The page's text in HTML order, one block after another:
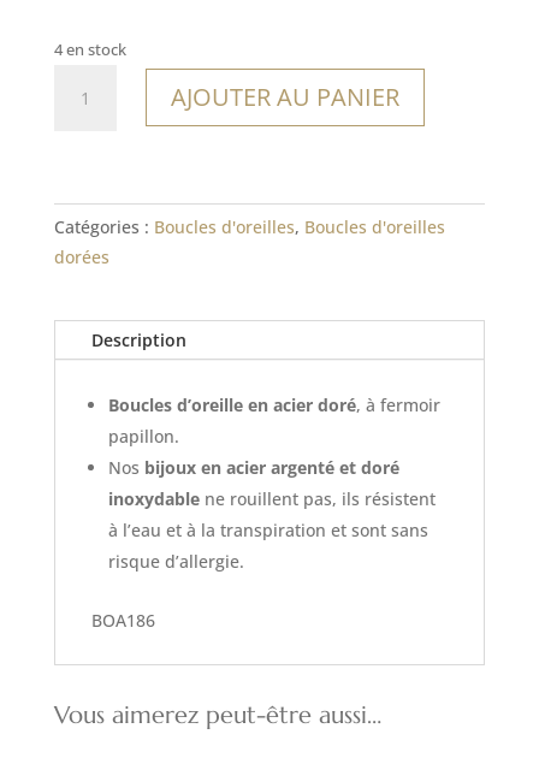
4 en stock
AJOUTER AU PANIER
Catégories : Boucles d'oreilles, Boucles d'oreilles
dorées
Description
Boucles d’oreille en acier doré, à fermoir
papillon.
Nos bijoux en acier argenté et doré
inoxydablene rouillent pas, ils résistent
à l’eau et à la transpiration et sont sans
risque d’allergie.
BOA186
Vous aimerez peut-être aussi…